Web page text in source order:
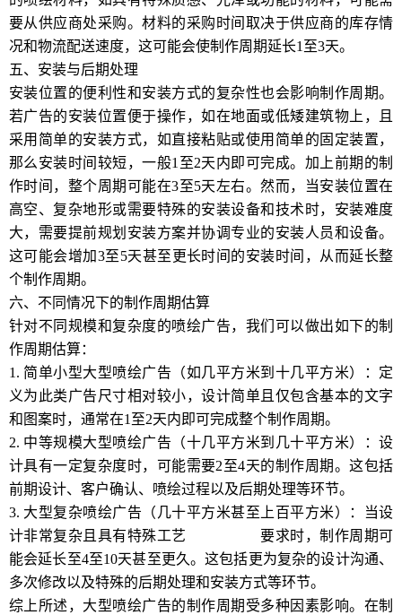
要从供应商处采购。材料的采购时间取决于供应商的库存情
况和物流配送速度，这可能会使制作周期延长1至3天。
五、安装与后期处理
安装位置的便利性和安装方式的复杂性也会影响制作周期。
若广告的安装位置便于操作，如在地面或低矮建筑物上，且
采用简单的安装方式，如直接粘贴或使用简单的固定装置，
那么安装时间较短，一般1至2天内即可完成。加上前期的制
作时间，整个周期可能在3至5天左右。然而，当安装位置在
高空、复杂地形或需要特殊的安装设备和技术时，安装难度
大，需要提前规划安装方案并协调专业的安装人员和设备。
这可能会增加3至5天甚至更长时间的安装时间，从而延长整
个制作周期。
六、不同情况下的制作周期估算
针对不同规模和复杂度的喷绘广告，我们可以做出如下的制
作周期估算：
1. 简单小型大型喷绘广告（如几平方米到十几平方米）：定
义为此类广告尺寸相对较小，设计简单且仅包含基本的文字
和图案时，通常在1至2天内即可完成整个制作周期。
2. 中等规模大型喷绘广告（十几平方米到几十平方米）：设
计具有一定复杂度时，可能需要2至4天的制作周期。这包括
前期设计、客户确认、喷绘过程以及后期处理等环节。
3. 大型复杂喷绘广告（几十平方米甚至上百平方米）：当设
计非常复杂且具有特殊工艺
要求时，制作周期可
能会延长至4至10天甚至更久。这包括更为复杂的设计沟通、
多次修改以及特殊的后期处理和安装方式等环节。
综上所述，大型喷绘广告的制作周期受多种因素影响。在制